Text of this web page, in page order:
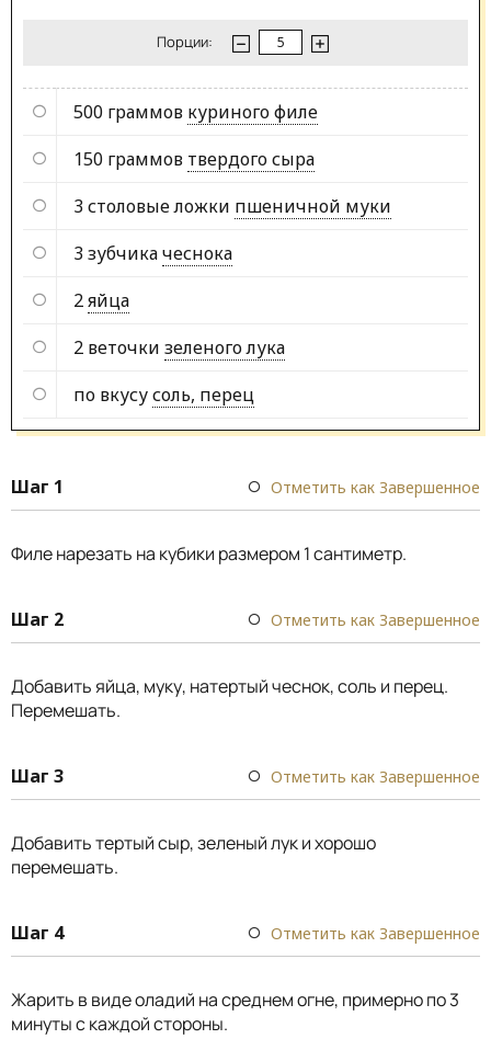
Порции:
500 граммов куриного филе
150 граммов твердого сыра
3 столовые ложки пшеничной муки
3 зубчикачеснока
2яйца
2 веточки зеленого лука
по вкусусоль, перец
Шаг 1 Отметить как Завершенное
Филе нарезать на кубики размером 1 сантиметр.
Шаг 2 Отметить как Завершенное
Добавить яйца, муку, натертый чеснок, соль и перец.
Перемешать.
Шаг 3 Отметить как Завершенное
Добавить тертый сыр, зеленый лук и хорошо
перемешать.
Шаг 4 Отметить как Завершенное
Жарить в виде оладий на среднем огне, примерно по 3
минуты с каждой стороны.